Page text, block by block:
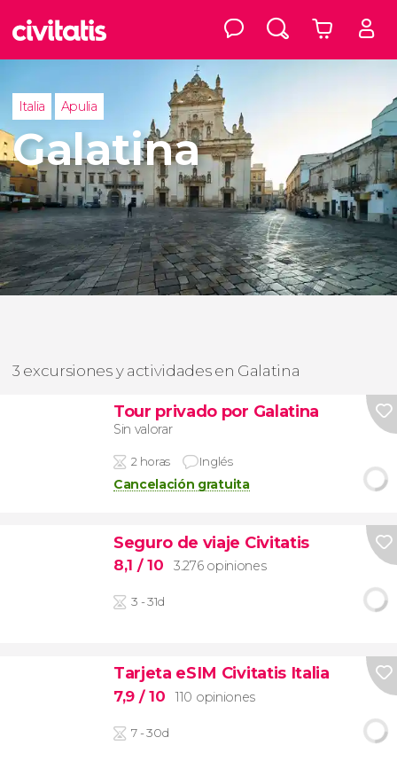
Italia Apulia
Galatina
3 excursiones y actividades en Galatina
Tour privado por Galatina
Sin valorar
2 horas Inglés
Cancelación gratuita
Seguro de viaje Civitatis
8,1 / 10 3.276 opiniones
3 - 31d
Tarjeta eSIM Civitatis Italia
7,9 / 10 110 opiniones
7 - 30d